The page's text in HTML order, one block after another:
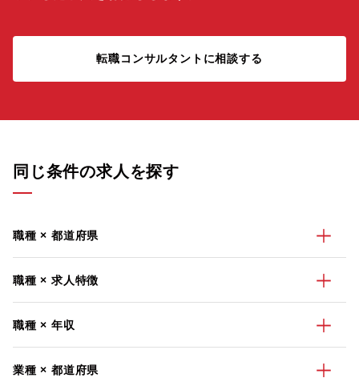
転職コンサルタントに相談する
同じ条件の求人を探す
職種 × 都道府県
職種 × 求人特徴
職種 × 年収
業種 × 都道府県